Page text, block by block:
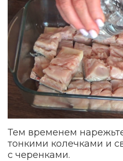
Тем временем
тонкими колечками и
с черенками.